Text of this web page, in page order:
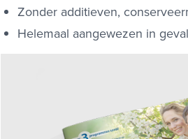
Zonder additieven,
Helemaal aangewezen in